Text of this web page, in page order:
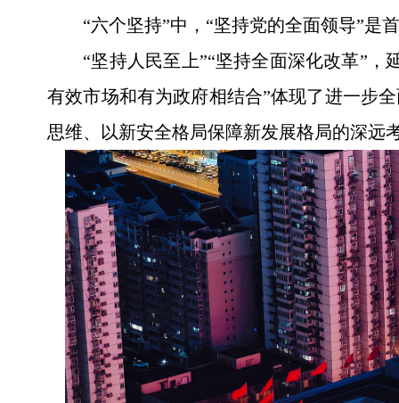
“六个坚持”中，“坚持党的全面领导”是
“坚持人民至上”“坚持全面深化改革”
有效市场和有为政府相结合”体现了进一步
思维、以新安全格局保障新发展格局的深远